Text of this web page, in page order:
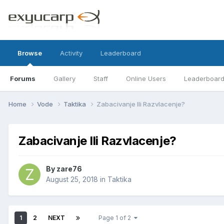
Browse
Forums Gallery Staff Online Users Leaderboard
Activity Leaderboard
Home Vode Taktika Zabacivanje Ili Razvlacenje?
Zabacivanje Ili Razvlacenje?
By zare76
August 25, 2018 in Taktika
1 2 NEXT Page 1 of 2